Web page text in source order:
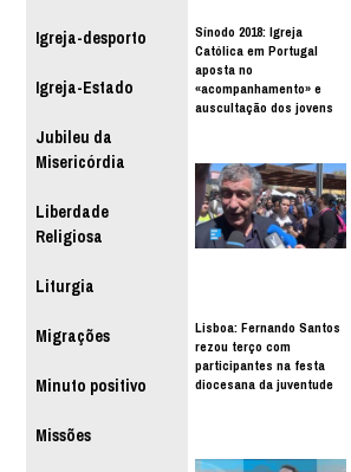
Igreja-desporto
Igreja-Estado
Jubileu da
Misericórdia
Liberdade
Religiosa
Liturgia
Migrações
Minuto positivo
Missões
Sínodo 2018: Igreja
Católica em Portugal
aposta no
«acompanhamento» e
auscultação dos jovens
Lisboa: Fernando Santos
rezou terço com
participantes na festa
diocesana da juventude